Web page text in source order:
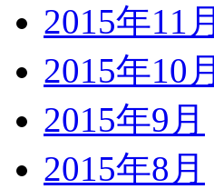
2015年11月
2015年10月
2015年9月
2015年8月